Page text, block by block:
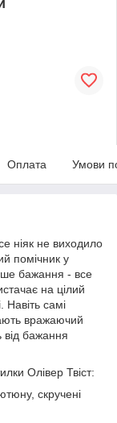
Оплата Умови
ніяк не виходило
помічник у
бажання - все
на цілий
Навіть самі
вражаючий
від бажання
Олівер Твіст:
скручені